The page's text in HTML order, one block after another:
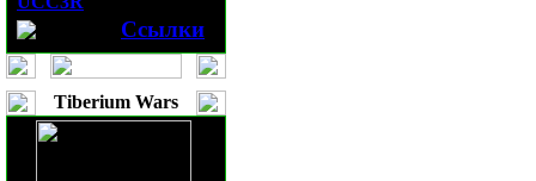
Ссылки
Tiberium Wars